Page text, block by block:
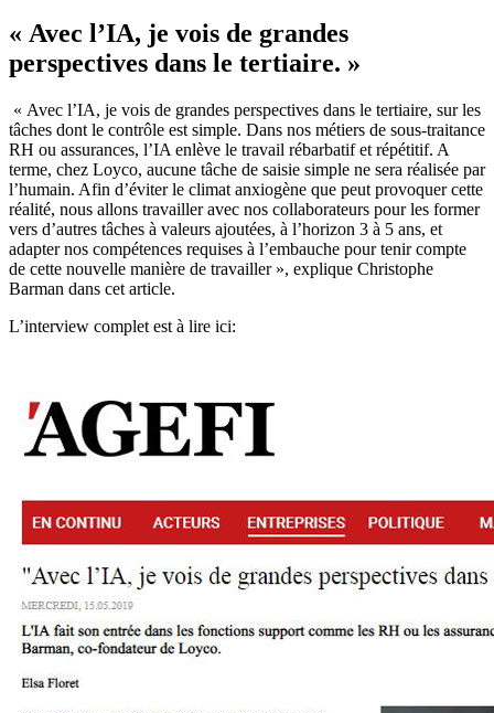
« Avec l’IA, je vois de grandes
perspectives dans le tertiaire. »
« Avec l’IA, je vois de grandes perspectives dans le tertiaire, sur les
tâches dont le contrôle est simple. Dans nos métiers de sous-traitance
RH ou assurances, l’IA enlève le travail rébarbatif et répétitif. A
terme, chez Loyco, aucune tâche de saisie simple ne sera réalisée par
l’humain. Afin d’éviter le climat anxiogène que peut provoquer cette
réalité, nous allons travailler avec nos collaborateurs pour les former
vers d’autres tâches à valeurs ajoutées, à l’horizon 3 à 5 ans, et
adapter nos compétences requises à l’embauche pour tenir compte
de cette nouvelle manière de travailler », explique Christophe
Barman dans cet article.
L’interview complet est à lire ici: